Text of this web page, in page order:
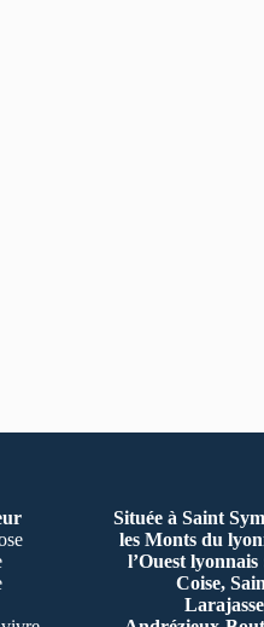
Située à Saint
les Monts du
l’Ouest
Coise,